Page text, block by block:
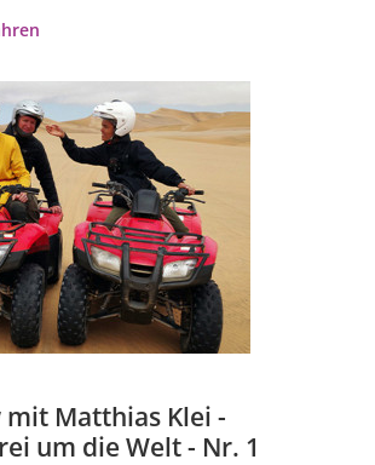
Matthias Klei -
um die Welt - Nr. 1